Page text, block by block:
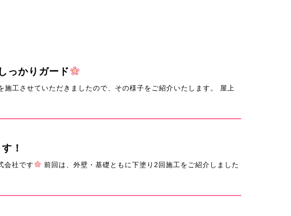
っかりガード
施工させていただきましたので、その様子をご紹介いたします。 屋上
！
会社です
前回は、外壁・基礎ともに下塗り2回施工をご紹介しました